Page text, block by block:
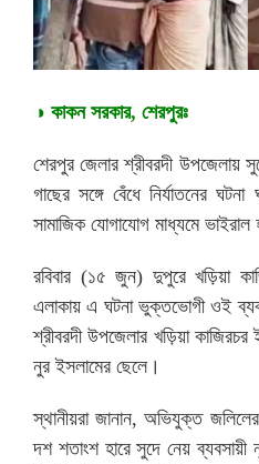
◑ কাকন সরকার, শেরপুরঃ
শেরপুর জেলার শ্রীবরদী উপজেলায়
গাছের সঙ্গে বেঁধে নির্যাতনের
সামাজিক যোগাযোগ মাধ্যমে ভাইরাল
রবিবার (১৫ জুন) দুপুরে খড়িয়া
এলাকায় এ ঘটনা ভুক্তভোগী ওই
শ্রীবরদী উপজেলার খড়িয়া কাজিরচর
নুর ইসলামের ছেলে।
স্থানীয়রা জানান, অভিযুক্ত
দশ শতাংশ হারে সুদে নেয়